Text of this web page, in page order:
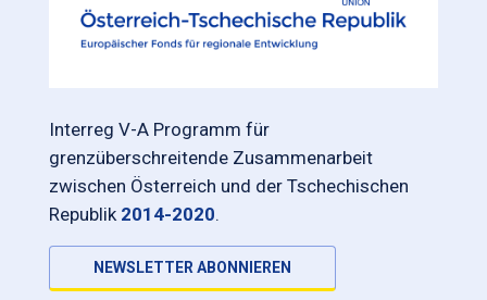
Interreg V-A Programm für
grenzüberschreitende Zusammenarbeit
zwischen Österreich und der Tschechischen
Republik 2014-2020.
NEWSLETTER ABONNIEREN